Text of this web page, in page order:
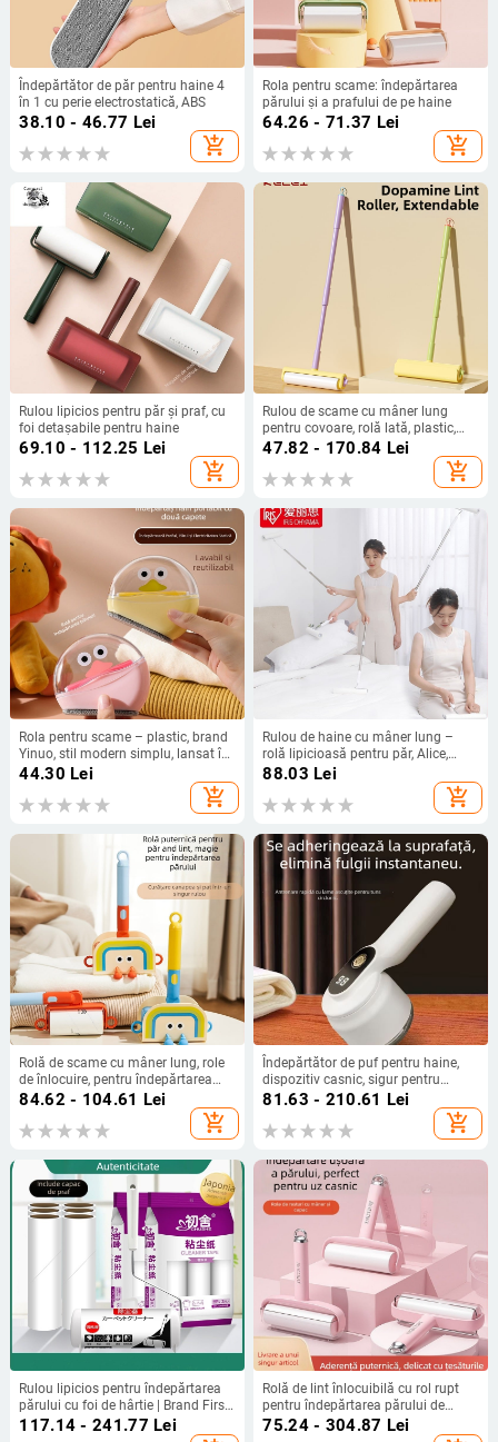
Îndepărtător de păr pentru haine 4
în 1 cu perie electrostatică, ABS
38.10 - 46.77 Lei
add_shopping_cart
Rola pentru scame: îndepărtarea
părului și a prafului de pe haine
64.26 - 71.37 Lei
add_shopping_cart
Rulou lipicios pentru păr și praf, cu
foi detașabile pentru haine
69.10 - 112.25 Lei
add_shopping_cart
Rulou de scame cu mâner lung
pentru covoare, rolă lată, plastic,
brand Kelei
47.82 - 170.84 Lei
add_shopping_cart
Rola pentru scame – plastic, brand
Yinuo, stil modern simplu, lansat în
toamna 2014
44.30 Lei
add_shopping_cart
Rulou de haine cu mâner lung –
rolă lipicioasă pentru păr, Alice,
plastic, model NNC-16, stil modern
88.03 Lei
add_shopping_cart
Rolă de scame cu mâner lung, role
de înlocuire, pentru îndepărtarea
prafului și a scamelor de pe paturi
84.62 - 104.61 Lei
add_shopping_cart
Îndepărtător de puf pentru haine,
dispozitiv casnic, sigur pentru
țesături, design modern minimalist,
81.63 - 210.61 Lei
add_shopping_cart
Rulou lipicios pentru îndepărtarea
părului cu foi de hârtie | Brand First
House | Lansare: primăvara 2022 |
117.14 - 241.77 Lei
Rolă de lint înlocuibilă cu rol rupt
pentru îndepărtarea părului de
pisică și curățarea hainelor —
75.24 - 304.87 Lei